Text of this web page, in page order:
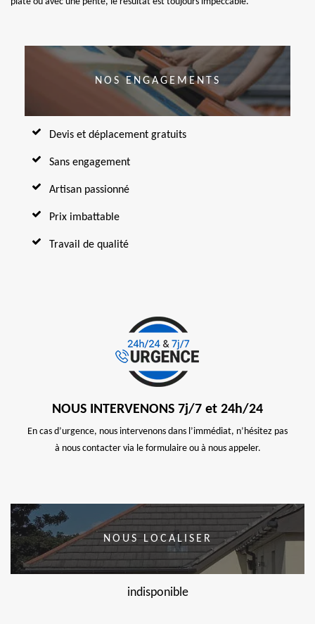
NOS ENGAGEMENTS
Devis et déplacement gratuits
Sans engagement
Artisan passionné
Prix imbattable
Travail de qualité
NOUS INTERVENONS 7j/7 et 24h/24
En cas d’urgence, nous intervenons dans l’immédiat, n’hésitez pas
à nous contacter via le formulaire ou à nous appeler.
NOUS LOCALISER
indisponible